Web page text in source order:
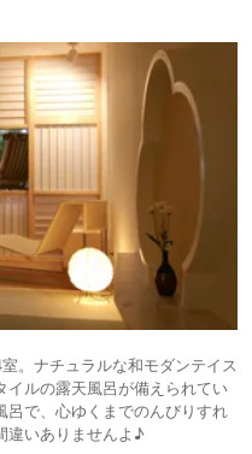
。ナチュラルな和モダンテイス
イルの露天風呂が備えられてい
呂で、心ゆくまでのんびりすれ
違いありませんよ♪